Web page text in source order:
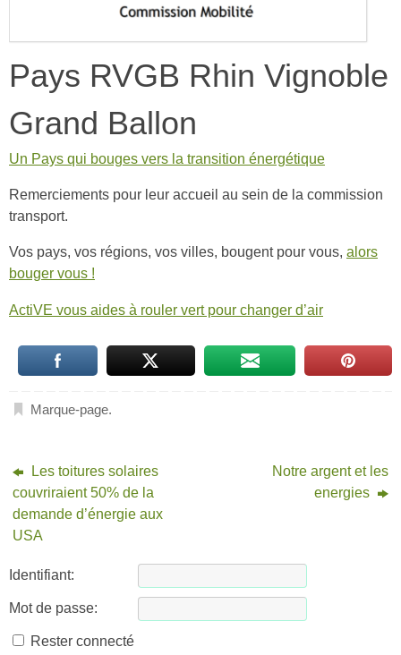
Pays RVGB Rhin Vignoble
Grand Ballon
Un Pays qui bouges vers la transition énergétique
Remerciements pour leur accueil au sein de la commission
transport.
Vos pays, vos régions, vos villes, bougent pour vous, alors
bouger vous !
ActiVE vous aides à rouler vert pour changer d’air
Marque-page.
Les toitures solaires
couvriraient 50% de la
demande d’énergie aux
USA
Notre argent et les
energies
Identifiant:
Mot de passe:
Rester connecté